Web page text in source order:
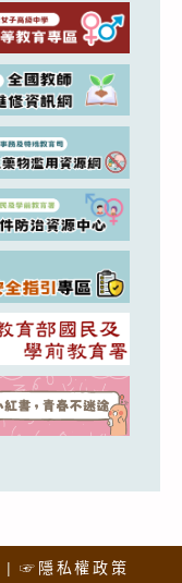
☞隱私權政策